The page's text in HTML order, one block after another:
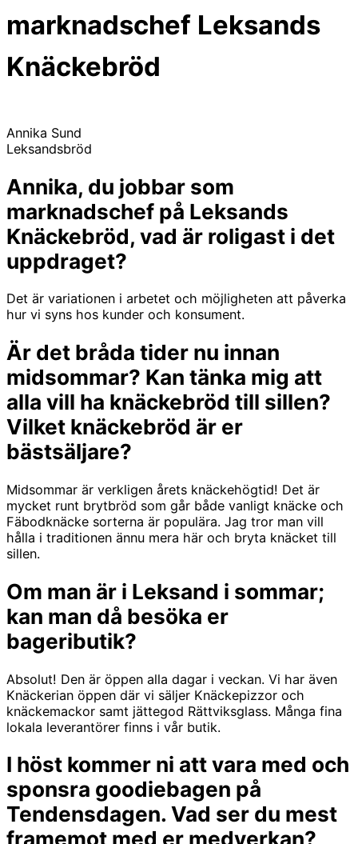
marknadschef Leksands
Knäckebröd
Annika Sund
Leksandsbröd
Annika, du jobbar som
marknadschef på Leksands
Knäckebröd, vad är roligast i det
uppdraget?
Det är variationen i arbetet och möjligheten att påverka
hur vi syns hos kunder och konsument.
Är det bråda tider nu innan
midsommar? Kan tänka mig att
alla vill ha knäckebröd till sillen?
Vilket knäckebröd är er
bästsäljare?
Midsommar är verkligen årets knäckehögtid! Det är
mycket runt brytbröd som går både vanligt knäcke och
Fäbodknäcke sorterna är populära. Jag tror man vill
hålla i traditionen ännu mera här och bryta knäcket till
sillen.
Om man är i Leksand i sommar;
kan man då besöka er
bageributik?
Absolut! Den är öppen alla dagar i veckan. Vi har även
Knäckerian öppen där vi säljer Knäckepizzor och
knäckemackor samt jättegod Rättviksglass. Många fina
lokala leverantörer finns i vår butik.
I höst kommer ni att vara med och
sponsra goodiebagen på
Tendensdagen. Vad ser du mest